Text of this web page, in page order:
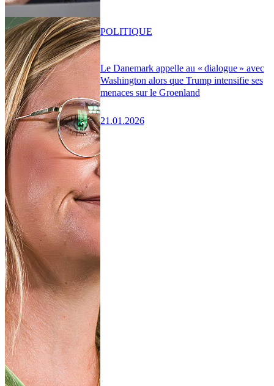
Le Danemark appelle au « dialogue » avec
Washington alors que Trump intensifie ses
menaces sur le Groenland
21.01.2026
POLITIQUE